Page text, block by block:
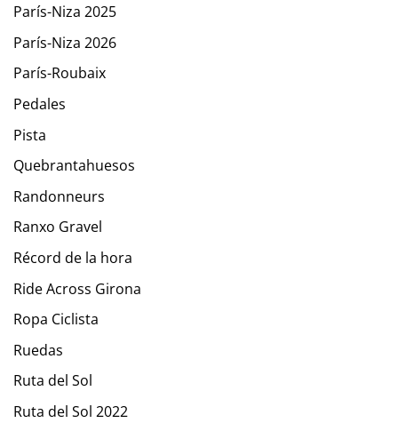
París-Niza 2025
París-Niza 2026
París-Roubaix
Pedales
Pista
Quebrantahuesos
Randonneurs
Ranxo Gravel
Récord de la hora
Ride Across Girona
Ropa Ciclista
Ruedas
Ruta del Sol
Ruta del Sol 2022